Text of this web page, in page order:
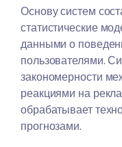
Основу систем
статистические
данными о
пользователями.
закономерности
реакциями на
обрабатывает
прогнозами.